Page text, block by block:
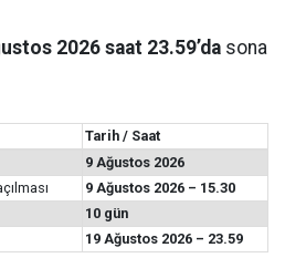
2026 saat 23.59’da sona
Tarih / Saat
9 Ağustos 2026
9 Ağustos 2026 – 15.30
10 gün
19 Ağustos 2026 – 23.59